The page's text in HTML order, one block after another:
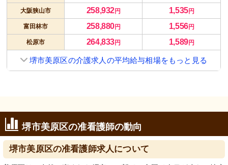
大阪狭山市 258,932円 1,535円
富田林市 258,880円 1,556円
松原市 264,833円 1,589円
堺市美原区の介護求人の平均給与相場をもっと見る
堺市美原区の准看護師の動向
堺市美原区の准看護師求人について